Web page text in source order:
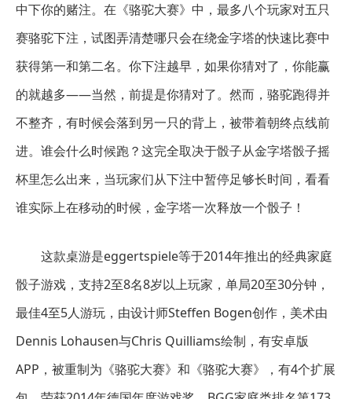
中下你的赌注。在《骆驼大赛》中，最多八个玩家对五只
赛骆驼下注，试图弄清楚哪只会在绕金字塔的快速比赛中
获得第一和第二名。你下注越早，如果你猜对了，你能赢
的就越多——当然，前提是你猜对了。然而，骆驼跑得并
不整齐，有时候会落到另一只的背上，被带着朝终点线前
进。谁会什么时候跑？这完全取决于骰子从金字塔骰子摇
杯里怎么出来，当玩家们从下注中暂停足够长时间，看看
谁实际上在移动的时候，金字塔一次释放一个骰子！
这款桌游是eggertspiele等于2014年推出的经典家庭
骰子游戏，支持2至8名8岁以上玩家，单局20至30分钟，
最佳4至5人游玩，由设计师Steffen Bogen创作，美术由
Dennis Lohausen与Chris Quilliams绘制，有安卓版
APP，被重制为《骆驼大赛》和《骆驼大赛》，有4个扩展